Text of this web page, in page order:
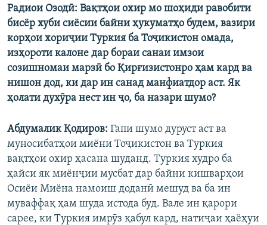
Радиои Озодӣ: Вақтҳои охир мо шоҳиди равобити
бисёр хуби сиёсии байни ҳукуматҳо будем, вазири
корҳои хориҷии Туркия ба Тоҷикистон омада,
изҳороти калоне дар бораи санаи имзои
созишномаи марзӣ бо Қирғизистонро ҳам кард ва
нишон дод, ки дар ин санад манфиатдор аст. Як
ҳолати духӯра нест ин ҷо, ба назари шумо?
Абдумалик Қодиров: Гапи шумо дуруст аст ва
муносибатҳои миёни Тоҷикистон ва Туркия
вақтҳои охир ҳасана шуданд. Туркия худро ба
ҳайси як миёнҷии мусбат дар байни кишварҳои
Осиёи Миёна намоиш доданӣ мешуд ва ба ин
муваффақ ҳам шуда истода буд. Вале ин қарори
сарее, ки Туркия имрӯз қабул кард, натиҷаи ҳаёҳуи